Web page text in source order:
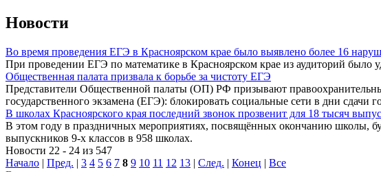
Новости
Во время проведения ЕГЭ в Красноярском крае было выявлено более 16
При проведении ЕГЭ по математике в Красноярском крае из аудиторий было
Общественная палата призвала к борьбе за чистоту ЕГЭ
Представители Общественной палаты (ОП) РФ призывают
государственного экзамена (ЕГЭ): блокировать социальные сети в дни сдачи
В школах Красноярского края последний звонок прозвенит для 18 тысяч
В этом году в праздничных мероприятиях, посвящённых окончанию школы,
выпускников 9-х классов в 958 школах.
Новости 22 - 24 из 547
Начало | Пред. | 3 4 5 6 7 8 9 10 11 12 13 | След. | Конец | Все